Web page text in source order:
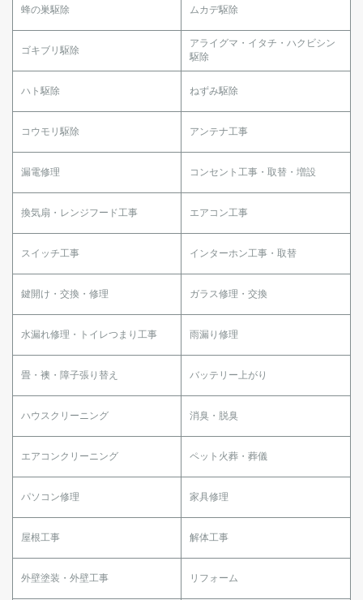
蜂の巣駆除 ムカデ駆除
ゴキブリ駆除
アライグマ・イタチ・ハクビシン
駆除
ハト駆除 ねずみ駆除
コウモリ駆除 アンテナ工事
漏電修理 コンセント工事・取替・増設
換気扇・レンジフード工事 エアコン工事
スイッチ工事 インターホン工事・取替
鍵開け・交換・修理 ガラス修理・交換
水漏れ修理・トイレつまり工事 雨漏り修理
畳・襖・障子張り替え バッテリー上がり
ハウスクリーニング 消臭・脱臭
エアコンクリーニング ペット火葬・葬儀
パソコン修理 家具修理
屋根工事 解体工事
外壁塗装・外壁工事 リフォーム